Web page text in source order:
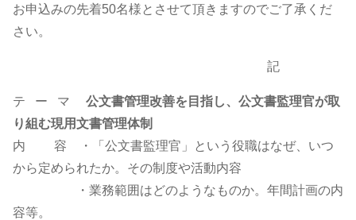
お申込みの先着50名様とさせて頂きますのでご了承くだ
さい。
記
テ ー マ 公文書管理改善を目指し、公文書監理官が取
り組む現用文書管理体制
内 容 ・「公文書監理官」という役職はなぜ、いつ
から定められたか。その制度や活動内容
・業務範囲はどのようなものか。年間計画の内
容等。